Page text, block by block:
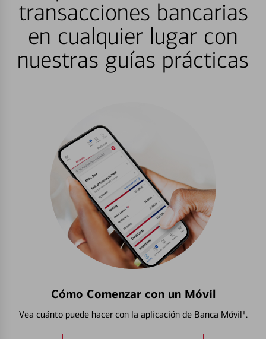
transacciones bancarias
en cualquier lugar con
nuestras guías prácticas
Cómo Comenzar con un Móvil
Vea cuánto puede hacer con la aplicación de Banca Móvil¹.